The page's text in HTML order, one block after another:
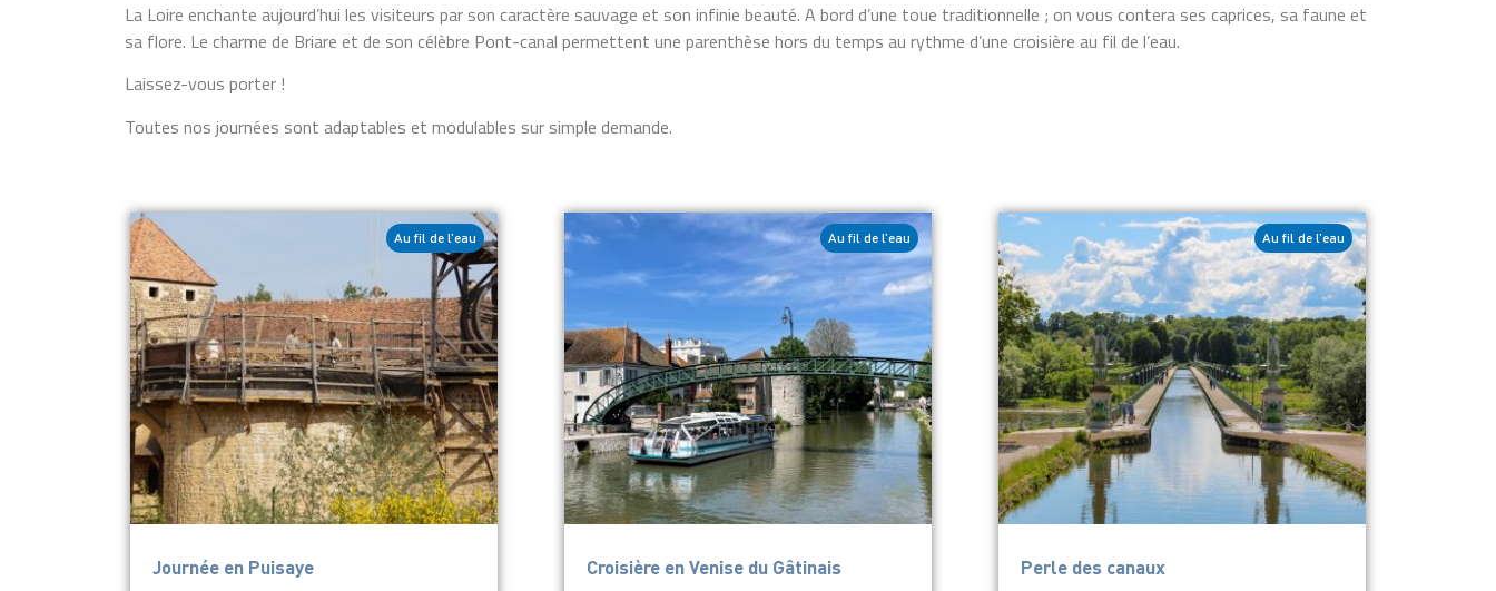
La Loire enchante aujourd’hui les visiteurs par son caractère sauvage et son infinie beauté. A bord d’une toue traditionnelle ; on vous contera ses caprices, sa faune et
sa flore. Le charme de Briare et de son célèbre Pont-canal permettent une parenthèse hors du temps au rythme d’une croisière au fil de l’eau.
Laissez-vous porter !
Toutes nos journées sont adaptables et modulables sur simple demande.
Journée en Puisaye
Au fil de l’eau
Croisière en Venise du Gâtinais
Au fil de l’eau
Perle des canaux
Au fil de l’eau